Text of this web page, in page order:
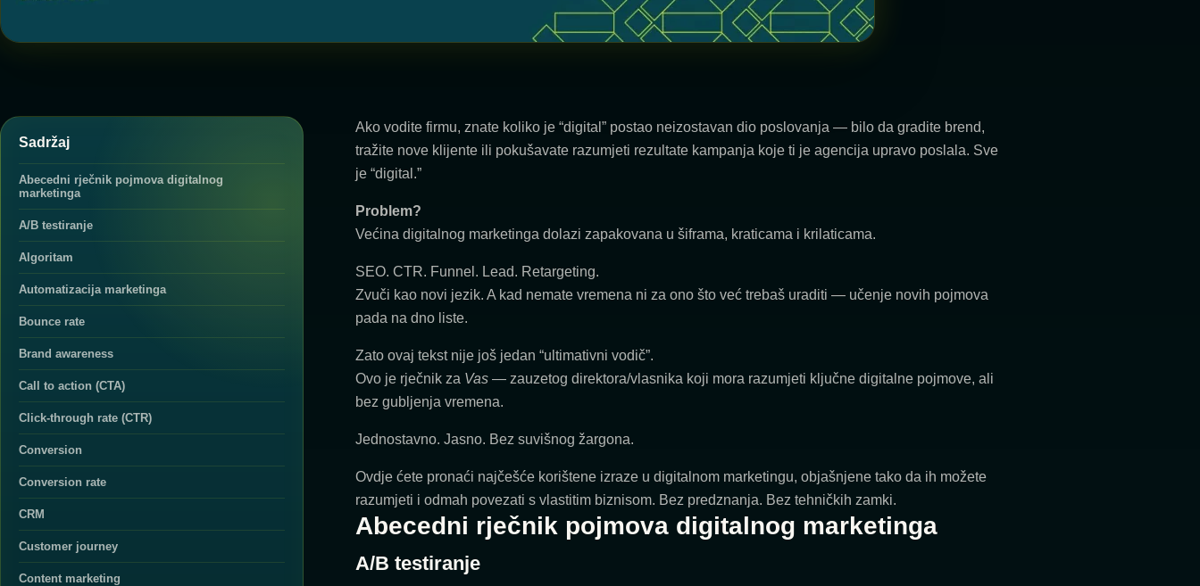
Sadržaj
Abecedni rječnik pojmova digitalnog
marketinga
A/B testiranje
Algoritam
Automatizacija marketinga
Bounce rate
Brand awareness
Call to action (CTA)
Click-through rate (CTR)
Conversion
Conversion rate
CRM
Customer journey
Content marketing
Ako vodite firmu, znate koliko je “digital” postao neizostavan dio poslovanja — bilo da gradite brend,
tražite nove klijente ili pokušavate razumjeti rezultate kampanja koje ti je agencija upravo poslala. Sve
je “digital.”
Problem?
Većina digitalnog marketinga dolazi zapakovana u šiframa, kraticama i krilaticama.
SEO. CTR. Funnel. Lead. Retargeting.
Zvuči kao novi jezik. A kad nemate vremena ni za ono što već trebaš uraditi — učenje novih pojmova
pada na dno liste.
Zato ovaj tekst nije još jedan “ultimativni vodič”.
Ovo je rječnik za Vas— zauzetog direktora/vlasnika koji mora razumjeti ključne digitalne pojmove, ali
bez gubljenja vremena.
Jednostavno. Jasno. Bez suvišnog žargona.
Ovdje ćete pronaći najčešće korištene izraze u digitalnom marketingu, objašnjene tako da ih možete
razumjeti i odmah povezati s vlastitim biznisom. Bez predznanja. Bez tehničkih zamki.
Abecedni rječnik pojmova digitalnog marketinga
A/B testiranje